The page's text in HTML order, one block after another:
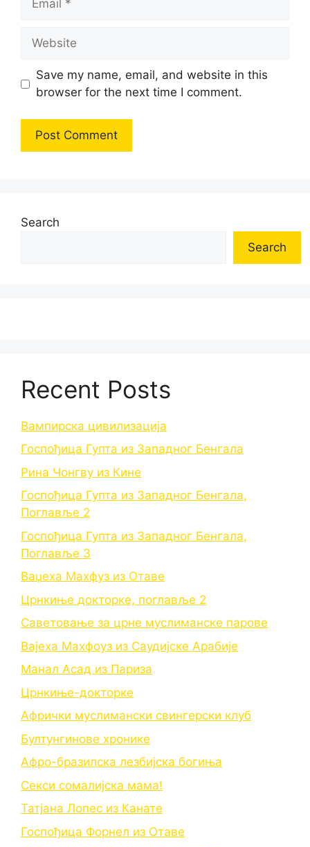
Website
Save my name, email, and website in this
browser for the next time I comment.
Search
Search
Recent Posts
Вампирска цивилизација
Госпођица Гупта из Западног Бенгала
Рина Чонгву из Кине
Госпођица Гупта из Западног Бенгала,
Поглавље 2
Госпођица Гупта из Западног Бенгала,
Поглавље 3
Ваџеха Махфуз из Отаве
Црнкиње докторке, поглавље 2
Саветовање за црне муслиманске парове
Вајеха Махфоуз из Саудијске Арабије
Манал Асад из Париза
Црнкиње-докторке
Афрички муслимански свингерски клуб
Бултунгинове хронике
Афро-бразилска лезбијска богиња
Секси сомалијска мама!
Татјана Лопес из Канате
Госпођица Форнел из Отаве